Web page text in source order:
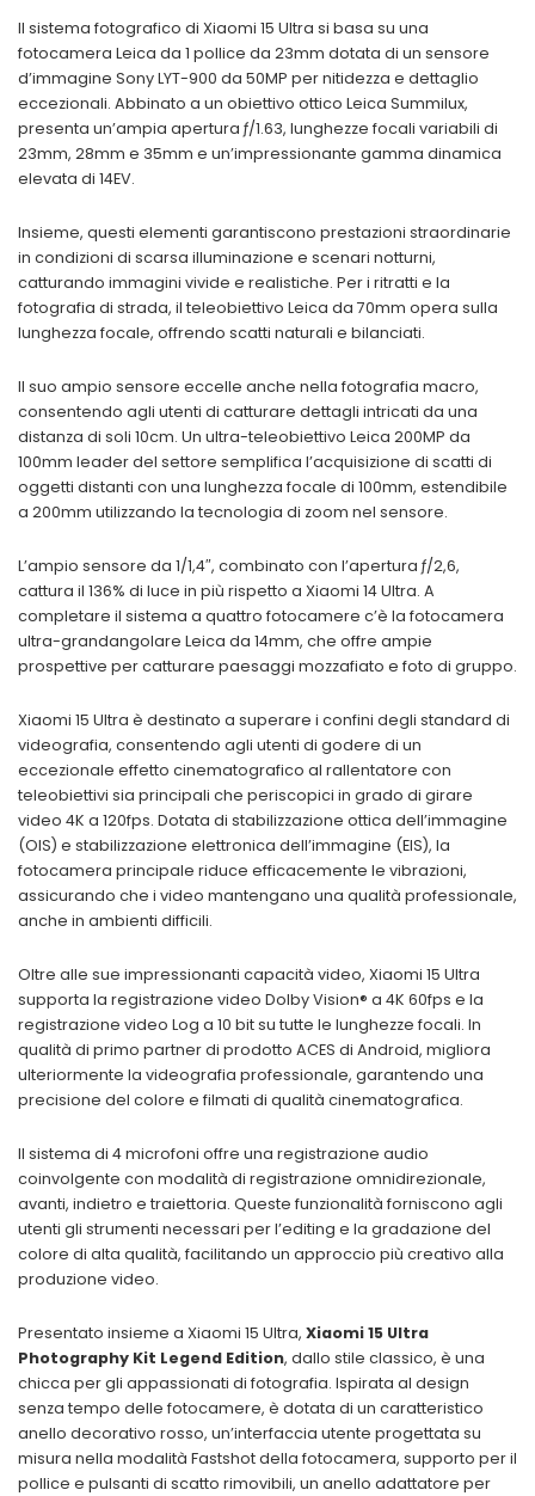
Il sistema fotografico di Xiaomi 15 Ultra si basa su una
fotocamera Leica da 1 pollice da 23mm dotata di un sensore
d’immagine Sony LYT-900 da 50MP per nitidezza e dettaglio
eccezionali. Abbinato a un obiettivo ottico Leica Summilux,
presenta un’ampia apertura ƒ/1.63, lunghezze focali variabili di
23mm, 28mm e 35mm e un’impressionante gamma dinamica
elevata di 14EV.
Insieme, questi elementi garantiscono prestazioni straordinarie
in condizioni di scarsa illuminazione e scenari notturni,
catturando immagini vivide e realistiche. Per i ritratti e la
fotografia di strada, il teleobiettivo Leica da 70mm opera sulla
lunghezza focale, offrendo scatti naturali e bilanciati.
Il suo ampio sensore eccelle anche nella fotografia macro,
consentendo agli utenti di catturare dettagli intricati da una
distanza di soli 10cm. Un ultra-teleobiettivo Leica 200MP da
100mm leader del settore semplifica l’acquisizione di scatti di
oggetti distanti con una lunghezza focale di 100mm, estendibile
a 200mm utilizzando la tecnologia di zoom nel sensore.
L’ampio sensore da 1/1,4″, combinato con l’apertura ƒ/2,6,
cattura il 136% di luce in più rispetto a Xiaomi 14 Ultra. A
completare il sistema a quattro fotocamere c’è la fotocamera
ultra-grandangolare Leica da 14mm, che offre ampie
prospettive per catturare paesaggi mozzafiato e foto di gruppo.
Xiaomi 15 Ultra è destinato a superare i confini degli standard di
videografia, consentendo agli utenti di godere di un
eccezionale effetto cinematografico al rallentatore con
teleobiettivi sia principali che periscopici in grado di girare
video 4K a 120fps. Dotata di stabilizzazione ottica dell’immagine
(OIS) e stabilizzazione elettronica dell’immagine (EIS), la
fotocamera principale riduce efficacemente le vibrazioni,
assicurando che i video mantengano una qualità professionale,
anche in ambienti difficili.
Oltre alle sue impressionanti capacità video, Xiaomi 15 Ultra
supporta la registrazione video Dolby Vision® a 4K 60fps e la
registrazione video Log a 10 bit su tutte le lunghezze focali. In
qualità di primo partner di prodotto ACES di Android, migliora
ulteriormente la videografia professionale, garantendo una
precisione del colore e filmati di qualità cinematografica.
Il sistema di 4 microfoni offre una registrazione audio
coinvolgente con modalità di registrazione omnidirezionale,
avanti, indietro e traiettoria. Queste funzionalità forniscono agli
utenti gli strumenti necessari per l’editing e la gradazione del
colore di alta qualità, facilitando un approccio più creativo alla
produzione video.
Presentato insieme a Xiaomi 15 Ultra, Xiaomi 15 Ultra
Photography Kit Legend Edition, dallo stile classico, è una
chicca per gli appassionati di fotografia. Ispirata al design
senza tempo delle fotocamere, è dotata di un caratteristico
anello decorativo rosso, un’interfaccia utente progettata su
misura nella modalità Fastshot della fotocamera, supporto per il
pollice e pulsanti di scatto rimovibili, un anello adattatore per